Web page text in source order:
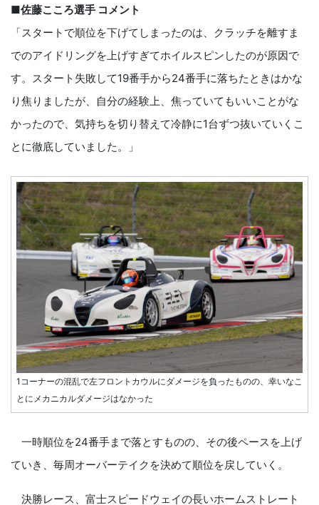
■佐藤こころ選手 コメント
「スタートで順位を下げてしまったのは、クラッチを離すま
でのアイドリングを上げすぎてホイルスピンしたのが原因で
す。スタート失敗して19番手から24番手に落ちたときはかな
り焦りましたが、自分の経験上、焦っていてもいいことがな
かったので、気持ちを切り替えて冷静に1台ずつ抜いていくこ
とに徹底していました。」
1コーナーの混乱で左フロントカウルにダメージを負ったものの、幸いなこ
とにメカニカルダメージはなかった
一時順位を24番手まで落とすものの、その後ペースを上げ
ていき、毎周オーバーテイクを決めて順位を戻していく。
決勝レース、富士スピードウェイの長いホームストレート